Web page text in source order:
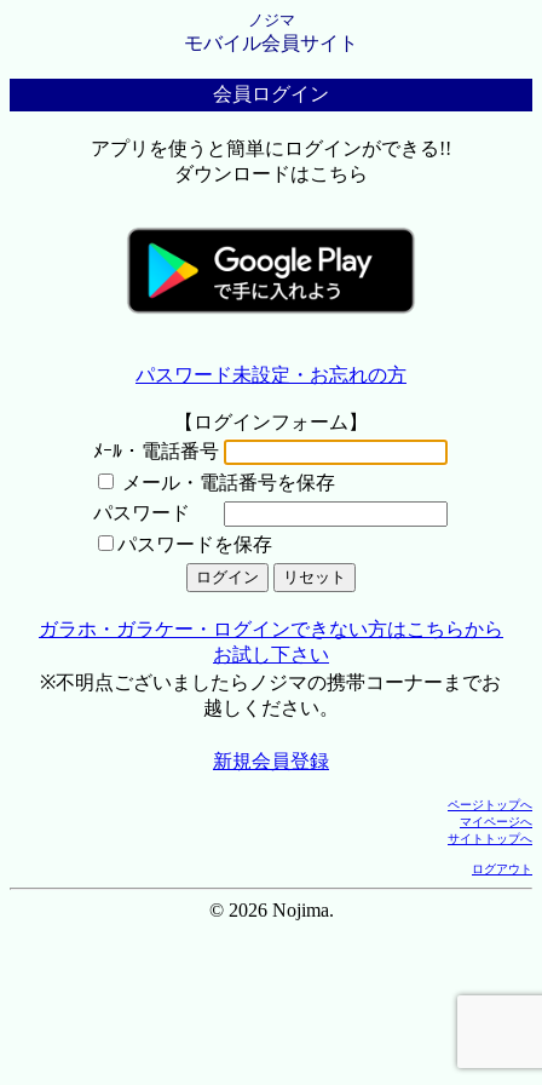
ノジマ
モバイル会員サイト
会員ログイン
アプリを使うと簡単にログインができる!!
ダウンロードはこちら
パスワード未設定・お忘れの方
【ログインフォーム】
ﾒｰﾙ・電話番号
メール・電話番号を保存
パスワード
パスワードを保存
ガラホ・ガラケー・ログインできない方はこちらから
お試し下さい
※不明点ございましたらノジマの携帯コーナーまでお
越しください。
新規会員登録
ページトップへ
マイページへ
サイトトップへ
ログアウト
© 2026 Nojima.